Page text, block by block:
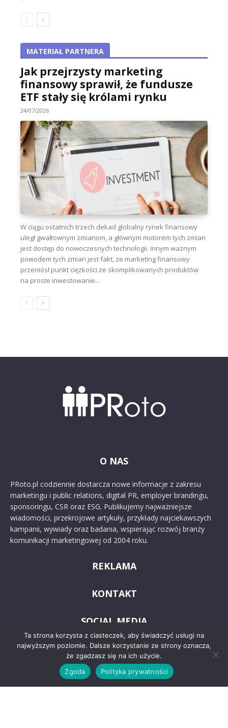
MATERIAŁ PARTNERA
Jak przejrzysty marketing
finansowy sprawił, że fundusze
ETF stały się królami rynku
24/07/2026
W ciągu ostatnich trzech dekad globalny rynek finansowy
uległ gwałtownym zmianom, a głównym motorem tych zmian
jest dostęp do nowoczesnych technologii. Innym ważnym
powodem tych zmian jest fakt, że marketing finansowy
przeniósł punkt ciężkości ze skomplikowanych produktów
na proste inwestowanie...
O NAS
PRoto.pl codziennie dostarcza nowe informacje z zakresu
marketingu i public relations, digital PR, employer brandingu,
sponsoringu, CSR oraz ESG. Publikujemy najważniejsze
wiadomości, przekrojowe artykuły, przykłady najciekawszych
kampanii, wywiady oraz badania, wspierając rozwój branży
komunikacji marketingowej od 2004 roku.
REKLAMA
KONTAKT
SOCIAL MEDIA
Ta strona korzysta z ciasteczek, aby świadczyć usługi na
najwyższym poziomie. Dalsze korzystanie ze strony oznacza,
że zgadzasz się na ich użycie.
Zgoda
Polityka prywatności